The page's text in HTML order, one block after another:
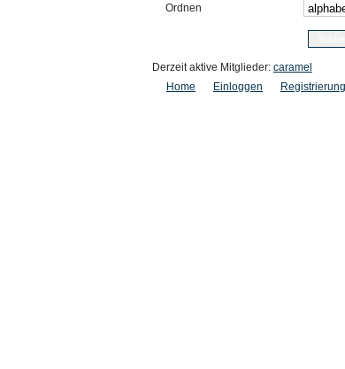
Ordnen
Derzeit aktive Mitglieder: caramel
Home
Einloggen Registrierung